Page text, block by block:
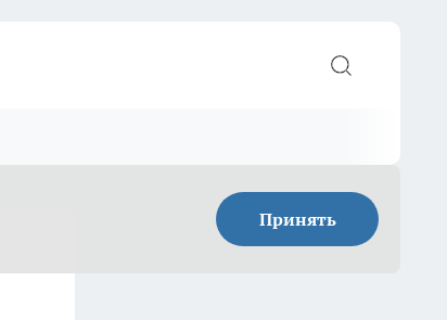
Принять